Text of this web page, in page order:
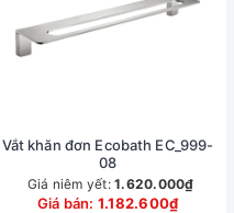
Vắt khăn đơn Ecobath EC_999-
08
Giá niêm yết: 1.620.000₫
Giá bán: 1.182.600₫